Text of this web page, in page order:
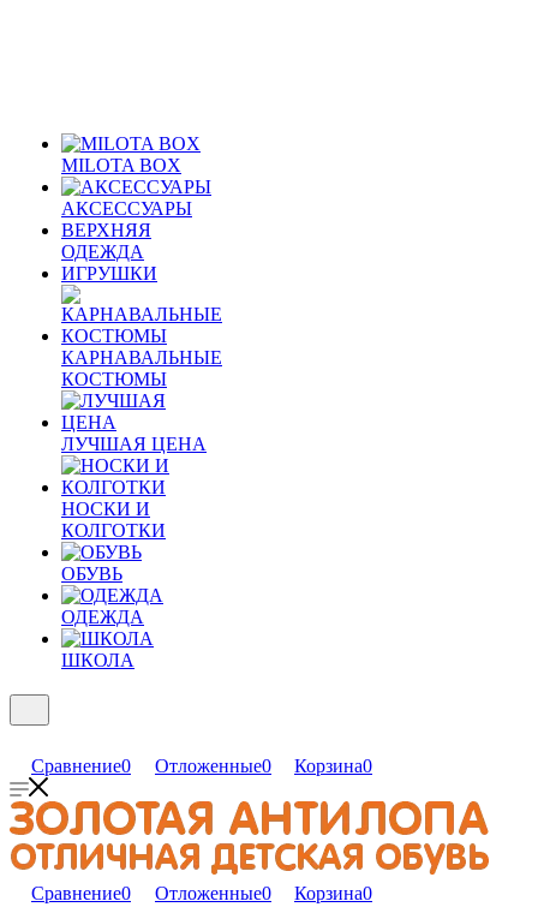
MILOTA BOX
АКСЕССУАРЫ
ВЕРХНЯЯ
ОДЕЖДА
ИГРУШКИ
КАРНАВАЛЬНЫЕ
КОСТЮМЫ
ЛУЧШАЯ ЦЕНА
НОСКИ И
КОЛГОТКИ
ОБУВЬ
ОДЕЖДА
ШКОЛА
Сравнение0 Отложенные0 Корзина0
Сравнение0 Отложенные0 Корзина0